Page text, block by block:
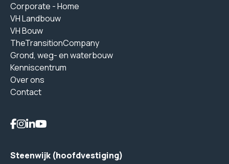
Corporate - Home
VH Landbouw
VH Bouw
TheTransitionCompany
Grond, weg- en waterbouw
Kenniscentrum
Over ons
Contact
Steenwijk (hoofdvestiging)